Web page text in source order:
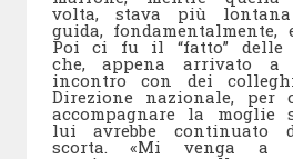
volta, stava più
guida, fondamentalmente,
Poi ci fu il “fatto” delle
che, appena arrivato a
incontro con dei
Direzione nazionale,
accompagnare la
lui avrebbe continuato
scorta. «Mi venga a